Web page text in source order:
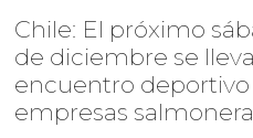
Chile: El próximo
de diciembre se
encuentro deportivo
empresas